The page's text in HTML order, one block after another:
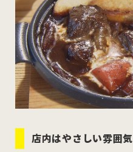
店内はやさしい雰囲気